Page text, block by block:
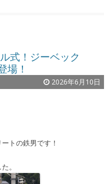
式！ジーベック
場！
2026年6月10日
トの鉄男です！
。